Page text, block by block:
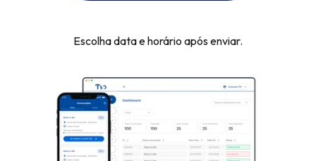
Escolha data e horário após enviar.